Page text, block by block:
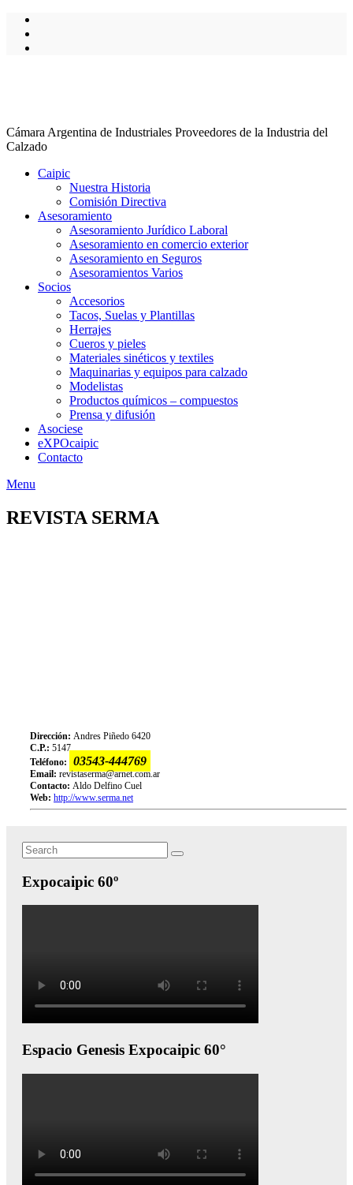
Cámara Argentina de Industriales Proveedores de la Industria del
Calzado
Caipic
Nuestra Historia
Comisión Directiva
Asesoramiento
Asesoramiento Jurídico Laboral
Asesoramiento en comercio exterior
Asesoramiento en Seguros
Asesoramientos Varios
Socios
Accesorios
Tacos, Suelas y Plantillas
Herrajes
Cueros y pieles
Materiales sinéticos y textiles
Maquinarias y equipos para calzado
Modelistas
Productos químicos – compuestos
Prensa y difusión
Asociese
eXPOcaipic
Contacto
Menu
REVISTA SERMA
Dirección: Andres Piñedo 6420
C.P.: 5147
Teléfono:
03543-444769
Email: revistaserma@arnet.com.ar
Contacto: Aldo Delfino Cuel
Web: http://www.serma.net
Search
for:
Search
Expocaipic 60º
Espacio Genesis Expocaipic 60°